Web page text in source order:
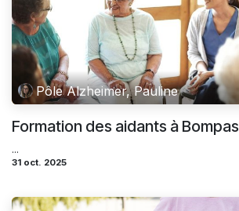
Pôle Alzheimer, Pauline
Formation des aidants à Bompas
...
31 oct. 2025